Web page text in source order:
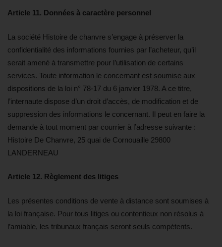
Article 11. Données à caractère personnel
La société Histoire de chanvre s’engage à préserver la
confidentialité des informations fournies par l’acheteur, qu’il
serait amené à transmettre pour l’utilisation de certains
services. Toute information le concernant est soumise aux
dispositions de la loi n° 78-17 du 6 janvier 1978. A ce titre,
l’internaute dispose d’un droit d’accès, de modification et de
suppression des informations le concernant. Il peut en faire la
demande à tout moment par courrier à l’adresse suivante :
Histoire De Chanvre, 25 quai de Cornouaille 29800
LANDERNEAU
Article 12. Règlement des litiges
Les présentes conditions de vente à distance sont soumises à
la loi française. Pour tous litiges ou contentieux non résolus à
l’amiable, les tribunaux français seront seuls compétents.​​